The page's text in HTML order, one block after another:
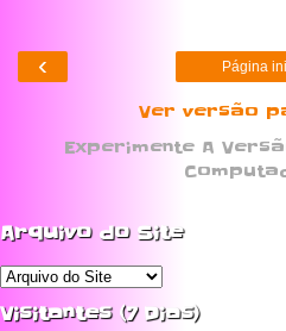
‹ Página
Ver versão
Experimente A
Arquivo do Site
Visitantes (7 Dias)